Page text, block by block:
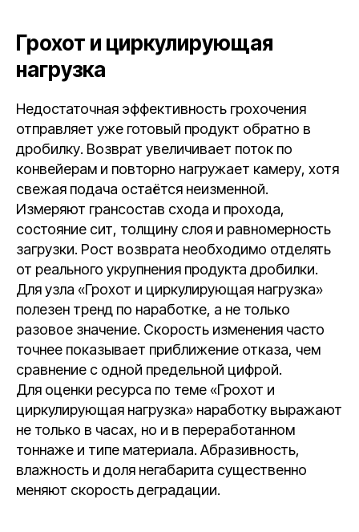
Грохот и циркулирующая
нагрузка
Недостаточная эффективность грохочения
отправляет уже готовый продукт обратно в
дробилку. Возврат увеличивает поток по
конвейерам и повторно нагружает камеру, хотя
свежая подача остаётся неизменной.
Измеряют грансостав схода и прохода,
состояние сит, толщину слоя и равномерность
загрузки. Рост возврата необходимо отделять
от реального укрупнения продукта дробилки.
Для узла «Грохот и циркулирующая нагрузка»
полезен тренд по наработке, а не только
разовое значение. Скорость изменения часто
точнее показывает приближение отказа, чем
сравнение с одной предельной цифрой.
Для оценки ресурса по теме «Грохот и
циркулирующая нагрузка» наработку выражают
не только в часах, но и в переработанном
тоннаже и типе материала. Абразивность,
влажность и доля негабарита существенно
меняют скорость деградации.